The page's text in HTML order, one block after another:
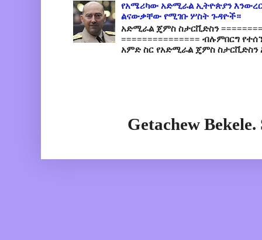
የአሜሪካው አድሚራል ኢትዮጵያን
ልናውቃቸው የሚገቡ ሦስት ጉዳዮች።
አድሚራል ጄምስ ስታርቪድስን
=============== ብሉምበርግ
አምድ ስር የአድሚራል ጄምስ ስታርቪድስን
Getachew